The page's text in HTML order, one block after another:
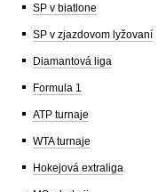
SP v biatlone
SP v zjazdovom lyžovaní
Diamantová liga
Formula 1
ATP turnaje
WTA turnaje
Hokejová extraliga